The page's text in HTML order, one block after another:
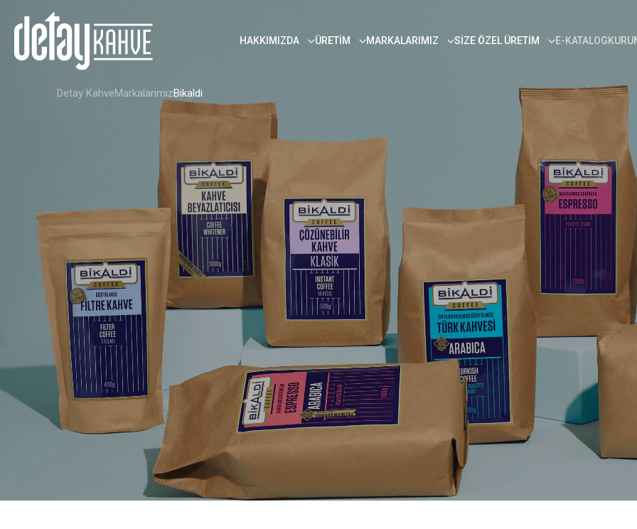
HAKKIMIZDA ÜRETIM MARKALARIMIZ SIZE ÖZEL ÜRETIM E-KATALOG
Detay KahveMarkalarımızBikaldi